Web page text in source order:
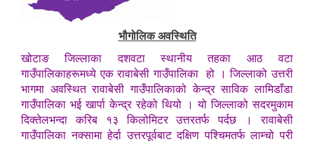
भौगोलिक अवस्थिति
खोटाङ जिल्लाका दशवटा स्थानीय तहका आठ वटा
गाउँपालिकाहरूमध्ये एक रावाबेसी गाउँपालिका हो । जिल्लाको उत्तरी
भागमा अवस्थित रावाबेसी गाउँपालिकाको केन्द्र साविक लामिडाँडा
गाउँपालिका भई खार्पा केन्द्र रहेको थियो । यो जिल्लाको सदरमुकाम
दिक्तेलभन्दा करिब १३ किलोमिटर उत्तरतर्फ पर्दछ । रावाबेसी
गाउँपालिका नक्सामा हेर्दा उत्तरपूर्वबाट दक्षिण पश्चिमतर्फ लाम्चो परी